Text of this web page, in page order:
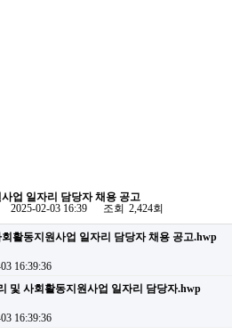
업 일자리 담당자 채용 공고
2025-02-03 16:39 조회 2,424회
활동지원사업 일자리 담당자 채용 공고.hwp
16:39:36
및 사회활동지원사업 일자리 담당자.hwp
16:39:36